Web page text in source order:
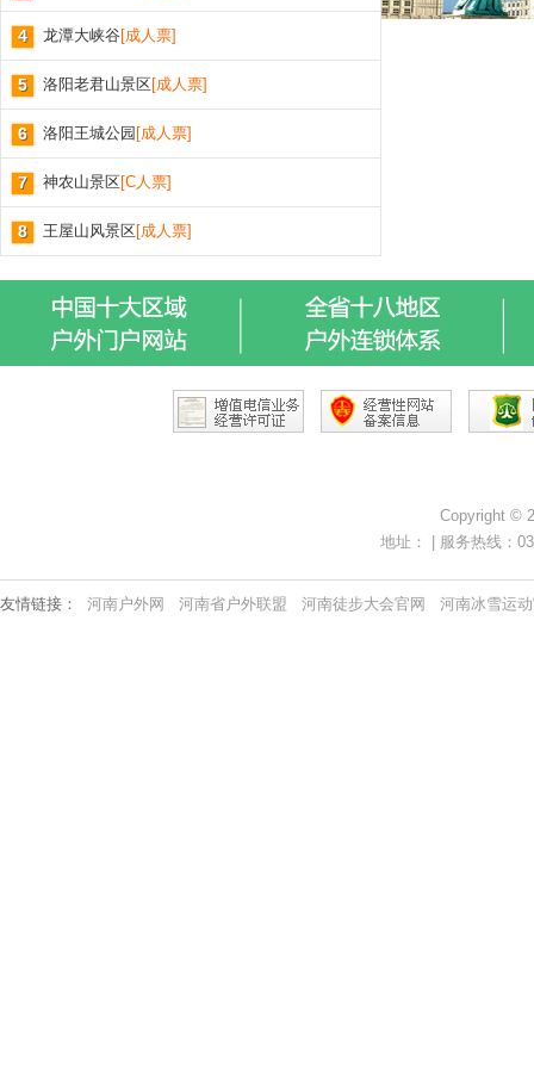
龙潭大峡谷[成人票]
4
洛阳老君山景区[成人票]
5
洛阳王城公园 [成人票]
6
神农山景区[C人票]
7
王屋山风景区[成人票]
8
Copyright ©
地址： | 服务热线：
友情链接： 河南户外网 河南省户外联盟 河南徒步大会官网 河南冰雪运